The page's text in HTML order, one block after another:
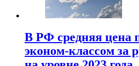
В РФ средняя цена
эконом-классом за